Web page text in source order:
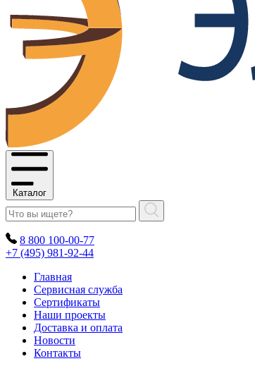
Каталог
8 800 100-00-77
+7 (495) 981-92-44
Главная
Сервисная служба
Сертификаты
Наши проекты
Доставка и оплата
Новости
Контакты